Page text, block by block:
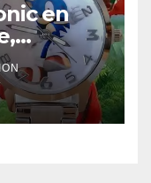
en
que